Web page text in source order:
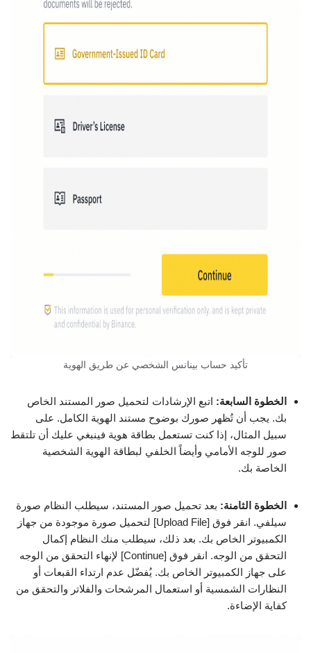
تأكيد حساب بينانس الشخصي عن طريق الهوية
الخطوة السابعة: اتبع الإرشادات لتحميل صور المستند الخاص
بك. يجب أن تُظهر صورك بوضوح مستند الهوية الكامل. على
سبيل المثال، إذا كنت تستعمل بطاقة هوية فينبغي عليك أن تلتقط
صور للوجه الأمامي وأيضاً الخلفي لبطاقة الهوية الشخصية
الخاصة بك.
الخطوة الثامنة: بعد تحميل صور المستند، سيطلب النظام صورة
سيلفي. انقر فوق [Upload File] لتحميل صورة موجودة من جهاز
الكمبيوتر الخاص بك. بعد ذلك، سيطلب منك النظام إكمال
التحقق من الوجه. انقر فوق [Continue] لإنهاء التحقق من الوجه
على جهاز الكمبيوتر الخاص بك. يُفضّل عدم ارتداء القبعات أو
النظارات الشمسية أو استعمال المرشحات والفلاتر والتحقق من
كفاية الإضاءة.